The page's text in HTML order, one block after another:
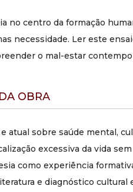
no centro da formação
necessidade. Ler este
o mal-estar
OBRA
e atual sobre saúde mental,
excessiva da vida
como experiência
e diagnóstico cultural